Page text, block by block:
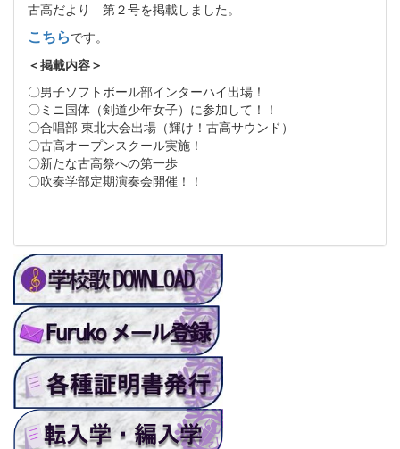
古高だより 第２号を掲載しました。
こちらです。
＜掲載内容＞
〇男子ソフトボール部インターハイ出場！
〇ミニ国体（剣道少年女子）に参加して！！
〇合唱部 東北大会出場（輝け！古高サウンド）
〇古高オープンスクール実施！
〇新たな古高祭への第一歩
〇吹奏学部定期演奏会開催！！